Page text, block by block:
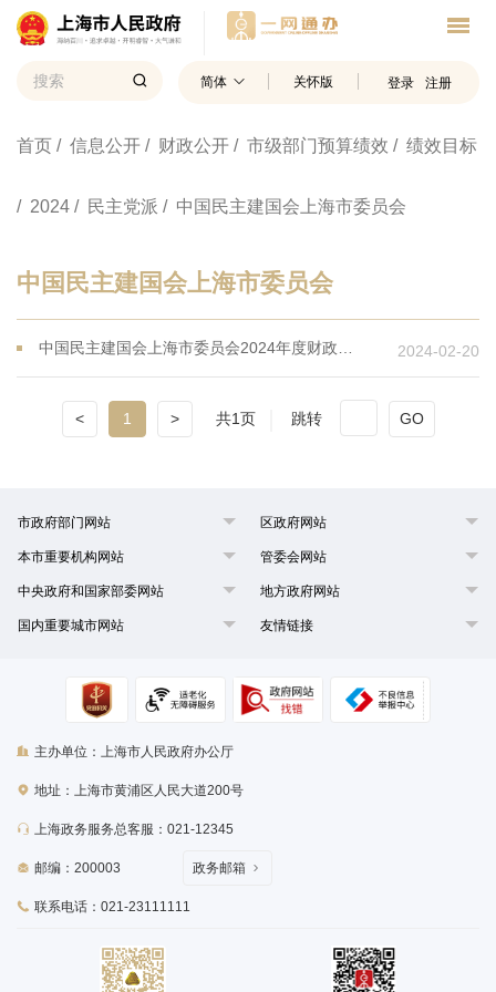
简体 关怀版 登录 注册
首页 / 信息公开 / 财政公开 / 市级部门预算绩效 / 绩效目标
/ 2024 / 民主党派 / 中国民主建国会上海市委员会
中国民主建国会上海市委员会
2024-02-20
< 1 > 共1页 跳转 GO
市政府部门网站 区政府网站
本市重要机构网站 管委会网站
中央政府和国家部委网站 地方政府网站
国内重要城市网站 友情链接
主办单位：上海市人民政府办公厅
地址：上海市黄浦区人民大道200号
上海政务服务总客服：021-12345
邮编：200003
联系电话：021-23111111
政务邮箱